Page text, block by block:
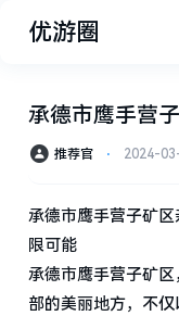
优游圈
承德市鹰手营
推荐官 ⋅ 2024-
承德市鹰手营子矿
限可能
承德市鹰手营子矿
部的美丽地方，不